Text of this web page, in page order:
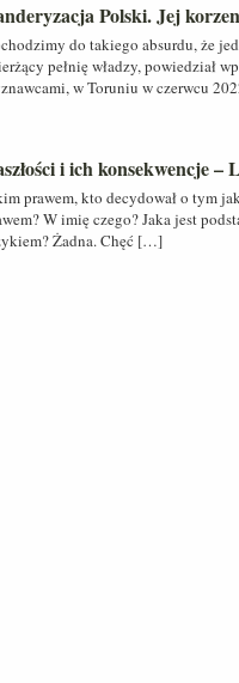
Polski. Jej
do takiego absurdu, że
pełnię władzy, powiedział
w Toruniu w czerwcu
i ich konsekwencje –
prawem, kto decydował o tym
W imię czego? Jaka jest
Żadna. Chęć […]